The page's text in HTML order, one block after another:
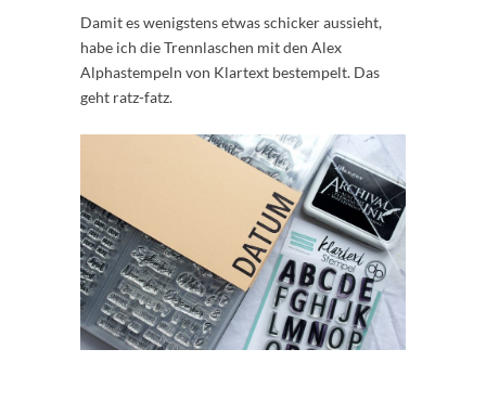
Damit es wenigstens etwas schicker aussieht,
habe ich die Trennlaschen mit den Alex
Alphastempeln von Klartext bestempelt. Das
geht ratz-fatz.